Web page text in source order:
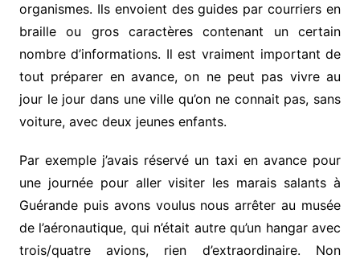
organismes. Ils envoient des guides par courriers en
braille ou gros caractères contenant un certain
nombre d’informations. Il est vraiment important de
tout préparer en avance, on ne peut pas vivre au
jour le jour dans une ville qu’on ne connait pas, sans
voiture, avec deux jeunes enfants.
Par exemple j’avais réservé un taxi en avance pour
une journée pour aller visiter les marais salants à
Guérande puis avons voulus nous arrêter au musée
de l’aéronautique, qui n’était autre qu’un hangar avec
trois/quatre avions, rien d’extraordinaire. Non